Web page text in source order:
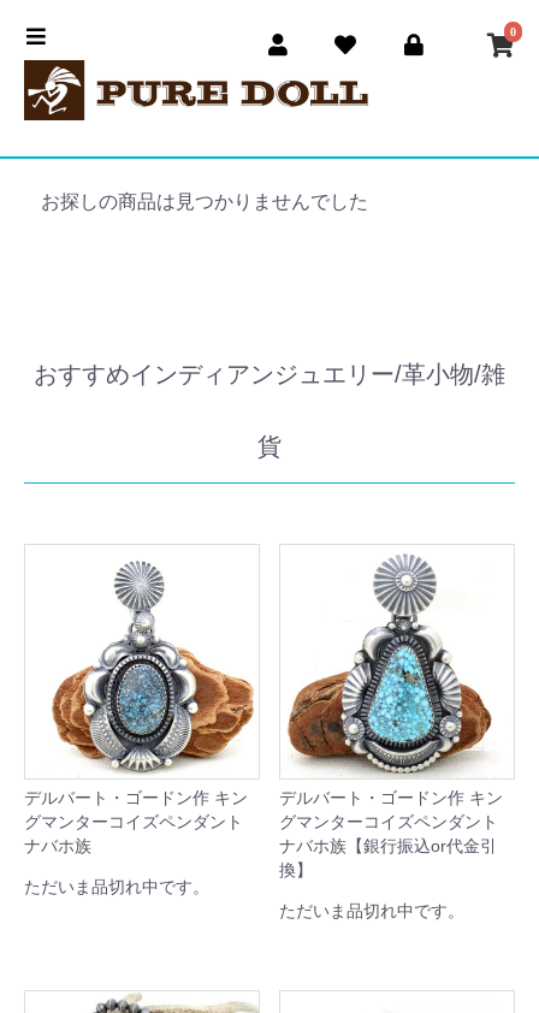
0
お探しの商品は見つかりませんでした
おすすめインディアンジュエリー/革小物/雑
貨
デルバート・ゴードン作 キン
グマンターコイズペンダント
ナバホ族
ただいま品切れ中です。
デルバート・ゴードン作 キン
グマンターコイズペンダント
ナバホ族【銀行振込or代金引
換】
ただいま品切れ中です。